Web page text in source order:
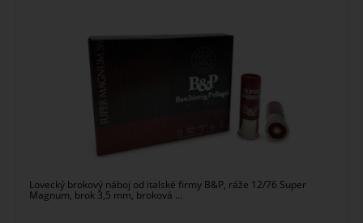
Lovecký brokový náboj od italské firmy B&P, ráže 12/76 Super
Magnum, brok 3,5 mm, broková ...